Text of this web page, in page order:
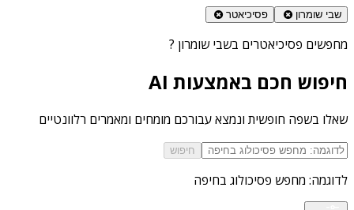
שבי שומרון פסיכיאטר
מחפשים פסיכיאטרים בשבי שומרון ?
חיפוש חכם באמצעות AI
שאלו בשפה חופשית ונמצא עבורכם מומחים ומאמרים רלוונטיים
חיפוש
לדוגמה: מחפש פסיכולוג בחיפה